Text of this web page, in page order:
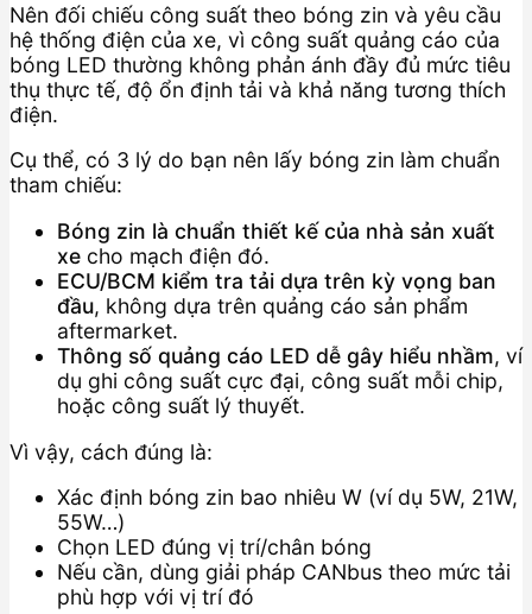
Nên đối chiếu công suất theo bóng zin và yêu cầu
hệ thống điện của xe, vì công suất quảng cáo của
bóng LED thường không phản ánh đầy đủ mức tiêu
thụ thực tế, độ ổn định tải và khả năng tương thích
điện.
Cụ thể, có 3 lý do bạn nên lấy bóng zin làm chuẩn
tham chiếu:
Bóng zin là chuẩn thiết kế của nhà sản xuất
xe cho mạch điện đó.
ECU/BCM kiểm tra tải dựa trên kỳ vọng ban
đầu, không dựa trên quảng cáo sản phẩm
aftermarket.
Thông số quảng cáo LED dễ gây hiểu nhầm, ví
dụ ghi công suất cực đại, công suất mỗi chip,
hoặc công suất lý thuyết.
Vì vậy, cách đúng là:
Xác định bóng zin bao nhiêu W (ví dụ 5W, 21W,
55W…)
Chọn LED đúng vị trí/chân bóng
Nếu cần, dùng giải pháp CANbus theo mức tải
phù hợp với vị trí đó